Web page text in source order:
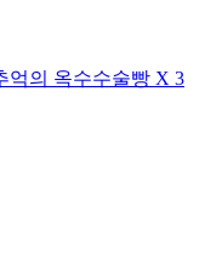
억의 옥수수술빵 X 3